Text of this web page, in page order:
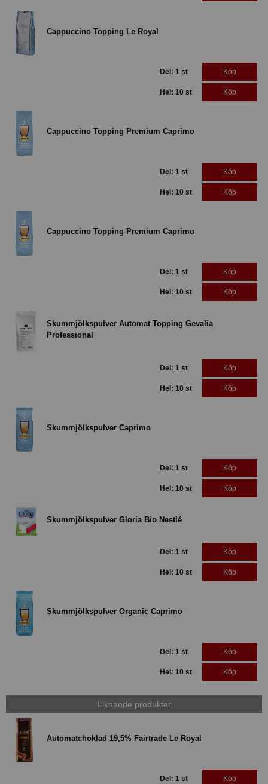
Cappuccino Topping Le Royal
Del: 1 st Köp
Hel: 10 st Köp
Cappuccino Topping Premium Caprimo
Del: 1 st Köp
Hel: 10 st Köp
Cappuccino Topping Premium Caprimo
Del: 1 st Köp
Hel: 10 st Köp
Skummjölkspulver Automat Topping Gevalia
Professional
Del: 1 st Köp
Hel: 10 st Köp
Skummjölkspulver Caprimo
Del: 1 st Köp
Hel: 10 st Köp
Skummjölkspulver Gloria Bio Nestlé
Del: 1 st Köp
Hel: 10 st Köp
Skummjölkspulver Organic Caprimo
Del: 1 st Köp
Hel: 10 st Köp
Liknande produkter
Automatchoklad 19,5% Fairtrade Le Royal
Del: 1 st Köp